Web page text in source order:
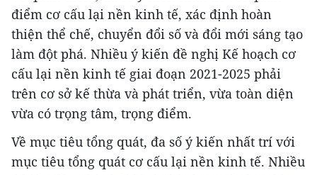
điểm cơ cấu lại nền kinh tế, xác định hoàn
thiện thể chế, chuyển đổi số và đổi mới sáng tạo
làm đột phá. Nhiều ý kiến đề nghị Kế hoạch cơ
cấu lại nền kinh tế giai đoạn 2021-2025 phải
trên cơ sở kế thừa và phát triển, vừa toàn diện
vừa có trọng tâm, trọng điểm.
Về mục tiêu tổng quát, đa số ý kiến nhất trí với
mục tiêu tổng quát cơ cấu lại nền kinh tế. Nhiều